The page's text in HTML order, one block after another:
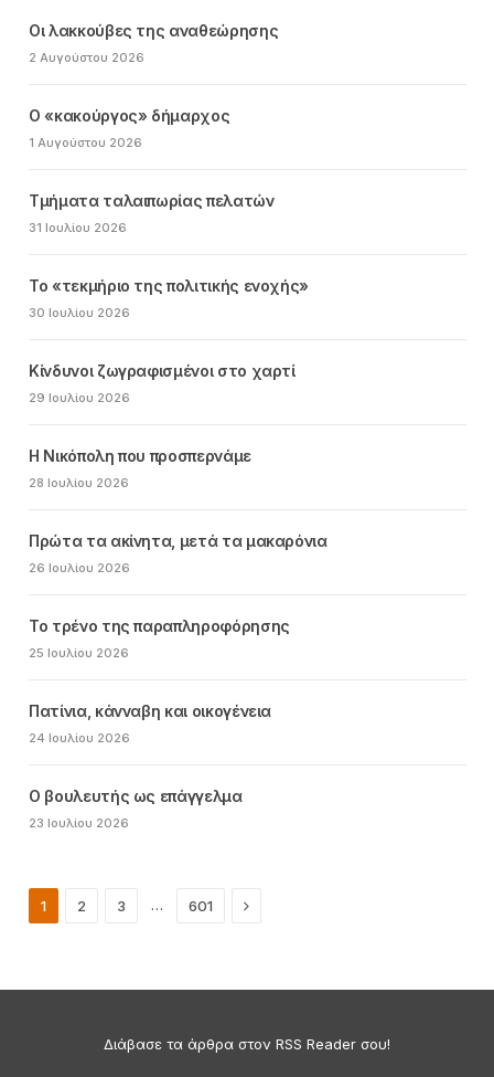
Οι λακκούβες της αναθεώρησης
2 Αυγούστου 2026
Ο «κακούργος» δήμαρχος
1 Αυγούστου 2026
Τμήματα ταλαιπωρίας πελατών
31 Ιουλίου 2026
Το «τεκμήριο της πολιτικής ενοχής»
30 Ιουλίου 2026
Κίνδυνοι ζωγραφισμένοι στο χαρτί
29 Ιουλίου 2026
Η Νικόπολη που προσπερνάμε
28 Ιουλίου 2026
Πρώτα τα ακίνητα, μετά τα μακαρόνια
26 Ιουλίου 2026
Το τρένο της παραπληροφόρησης
25 Ιουλίου 2026
Πατίνια, κάνναβη και οικογένεια
24 Ιουλίου 2026
Ο βουλευτής ως επάγγελμα
23 Ιουλίου 2026
1 2 3 … 601 Next
Διάβασε τα άρθρα στον RSS Reader σου!